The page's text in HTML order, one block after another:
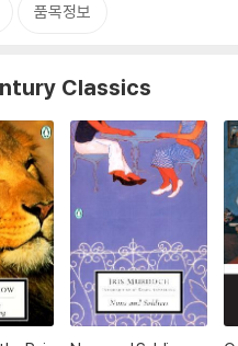
품목정보
Classics